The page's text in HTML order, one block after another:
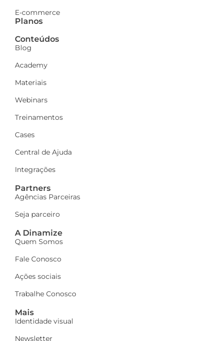
E-commerce
Planos
Conteúdos
Blog
Academy
Materiais
Webinars
Treinamentos
Cases
Central de Ajuda
Integrações
Partners
Agências Parceiras
Seja parceiro
A Dinamize
Quem Somos
Fale Conosco
Ações sociais
Trabalhe Conosco
Mais
Identidade visual
Newsletter